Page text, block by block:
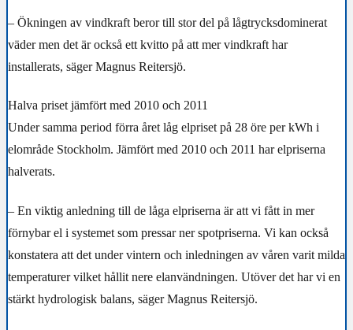
– Ökningen av vindkraft beror till stor del på lågtrycksdominerat
väder men det är också ett kvitto på att mer vindkraft har
installerats, säger Magnus Reitersjö.
Halva priset jämfört med 2010 och 2011
Under samma period förra året låg elpriset på 28 öre per kWh i
elområde Stockholm. Jämfört med 2010 och 2011 har elpriserna
halverats.
– En viktig anledning till de låga elpriserna är att vi fått in mer
förnybar el i systemet som pressar ner spotpriserna. Vi kan också
konstatera att det under vintern och inledningen av våren varit milda
temperaturer vilket hållit nere elanvändningen. Utöver det har vi en
stärkt hydrologisk balans, säger Magnus Reitersjö.